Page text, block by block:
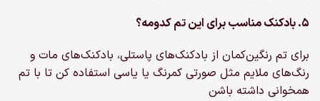
۵. بادکنک مناسب برای این تم کدومه؟
برای تم رنگین‌کمان از بادکنک‌های پاستلی، بادکنک‌های مات و
رنگ‌های ملایم مثل صورتی کمرنگ یا یاسی استفاده کن تا با تم
همخوانی داشته باشن